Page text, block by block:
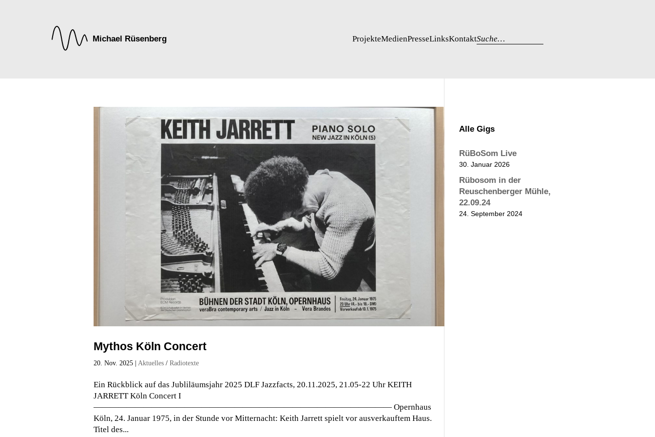
ProjekteMedienPresseLinksKontaktSuche…
Mythos Köln Concert
20. Nov. 2025 Aktuelles / Radiotexte
Ein Rückblick auf das Jubliläumsjahr 2025 DLF Jazzfacts, 20.11.2025, 21.05-22 Uhr KEITH
JARRETT Köln Concert I
———————————————————————————————————— Opernhaus
Köln, 24. Januar 1975, in der Stunde vor Mitternacht: Keith Jarrett spielt vor ausverkauftem Haus.
Titel des...
Alle Gigs
RüBoSom Live
30. Januar 2026
Rübosom in der
Reuschenberger Mühle,
22.09.24
24. September 2024